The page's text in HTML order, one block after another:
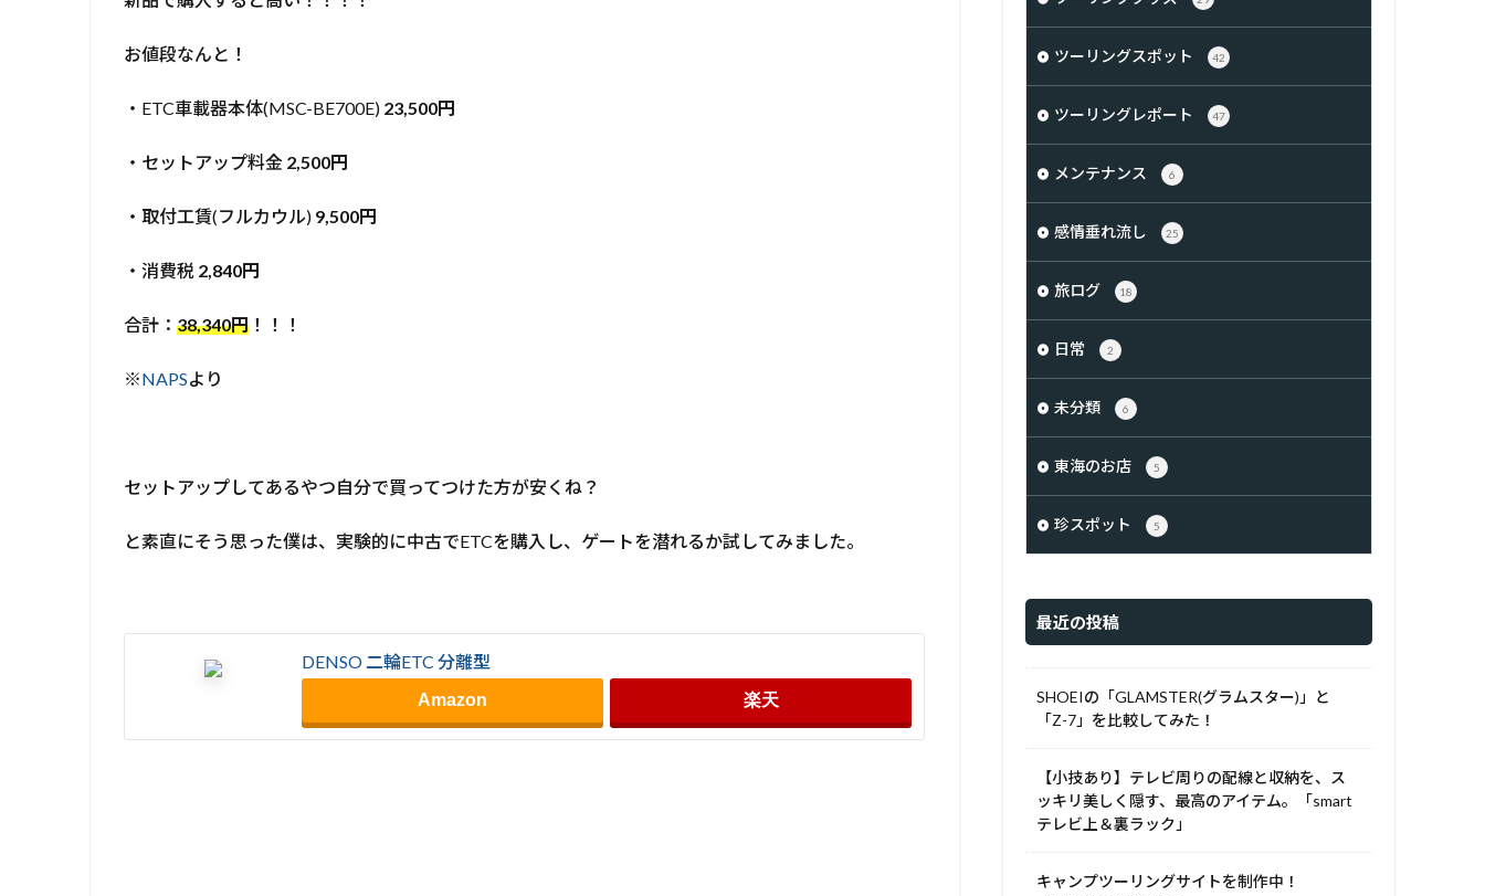
お値段なんと！
・ETC車載器本体(MSC-BE700E) 23,500円
・セットアップ料金 2,500円
・取付工賃(フルカウル) 9,500円
・消費税 2,840円
合計：38,340円 ！！！
※NAPSより
セットアップしてあるやつ自分で買ってつけた方が安くね？
と素直にそう思った僕は、実験的に中古でETCを購入し、ゲートを潜れるか試してみました。
DENSO 二輪ETC 分離型
Amazon 楽天
ツーリングスポット 42
ツーリングレポート 47
メンテナンス 6
感情垂れ流し 25
旅ログ 18
日常 2
未分類 6
東海のお店 5
珍スポット 5
最近の投稿
SHOEIの「GLAMSTER(グラムスター)」と
「Z-7」を比較してみた！
【小技あり】テレビ周りの配線と収納を、ス
ッキリ美しく隠す、最高のアイテム。「smart
テレビ上＆裏ラック」
キャンプツーリングサイトを制作中！